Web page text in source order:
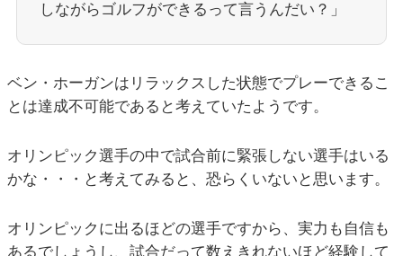
しながらゴルフができるって言うんだい？」
ベン・ホーガンはリラックスした状態でプレーできるこ
とは達成不可能であると考えていたようです。
オリンピック選手の中で試合前に緊張しない選手はいる
かな・・・と考えてみると、恐らくいないと思います。
オリンピックに出るほどの選手ですから、実力も自信も
あるでしょうし、試合だって数えきれないほど経験して